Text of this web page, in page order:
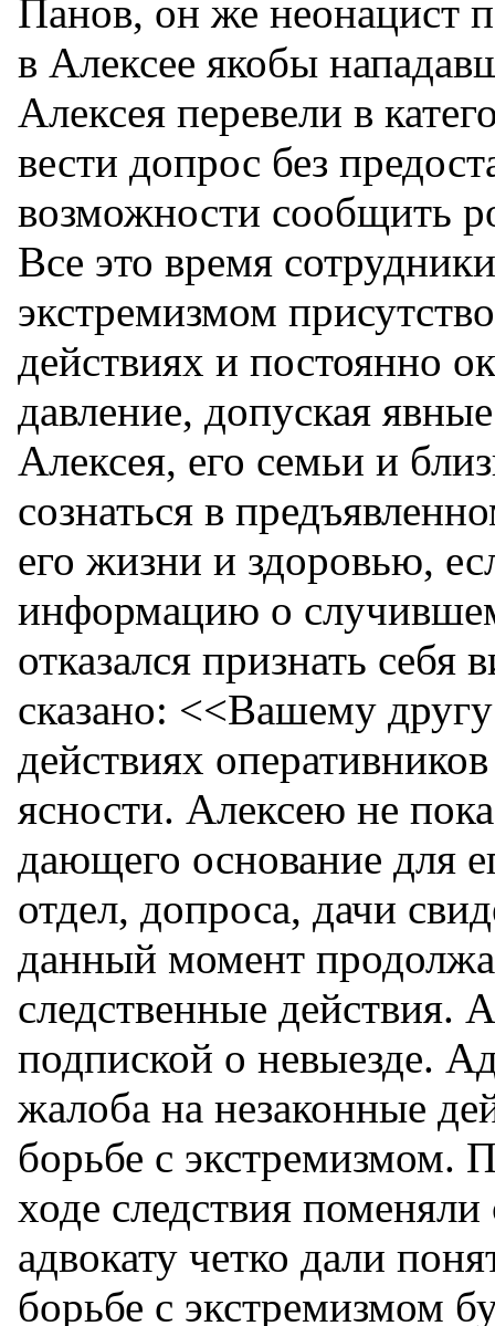
Панов, он же неонацист
в Алексее якобы
Алексея перевели в
вести допрос без
возможности сообщить
Все это время
экстремизмом
действиях и постоянно
давление, допуская
Алексея, его семьи и
сознаться в
его жизни и здоровью,
информацию о
отказался признать
сказано: <<Вашему
действиях
ясности. Алексею не
дающего основание для
отдел, допроса, дачи
данный момент
следственные действия.
подпиской о невыезде.
жалоба на незаконные
борьбе с экстремизмом.
ходе следствия
адвокату четко дали
борьбе с экстремизмом